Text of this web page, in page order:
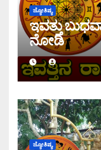
ಜ್ಯೋತಿಷ್ಯ
ಇವತ್ತು
ನೋಡಿ
ಜ್ಯೋತಿಷ್ಯ